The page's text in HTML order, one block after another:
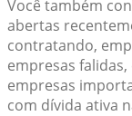
Você também
abertas
contratando,
empresas
empresas
com dívida ativa